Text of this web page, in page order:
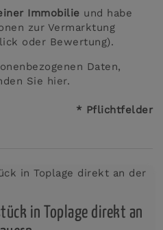
Immobilie und habe
zur Vermarktung
oder Bewertung).
Daten,
Sie hier.
* Pflichtfelder
in Toplage direkt an